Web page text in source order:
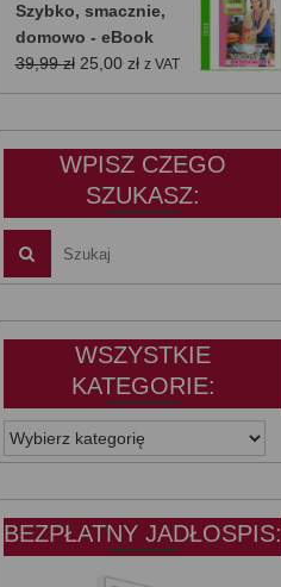
wynosiła:
39,99 zł.
wynosi:
25,00 zł.
Szybko, smacznie,
domowo - eBook
39,99zł Pierwotna
cena
25,00 złAktualna
cena
z VAT
WPISZ CZEGO
SZUKASZ:
WSZYSTKIE
KATEGORIE:
WSZYSTKIE
KATEGORIE:
BEZPŁATNY JADŁOSPIS: